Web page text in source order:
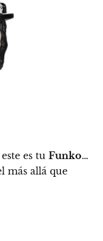
es tu Funko…
más allá que